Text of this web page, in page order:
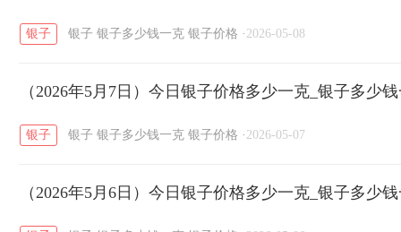
菜百 周生生 周大生
六福 / 金至尊 / 潮宏基 / 亚一金店
银子 银子 银子多少钱一克 银子价格 · 2026-05-08
（2026年5月7日）今日银子价格多少一克_银子多少
银子 银子 银子多少钱一克 银子价格 · 2026-05-07
（2026年5月6日）今日银子价格多少一克_银子多少